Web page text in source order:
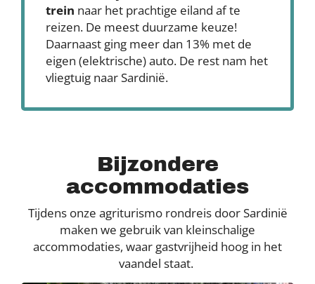
trein naar het prachtige eiland af te
reizen. De meest duurzame keuze!
Daarnaast ging meer dan 13% met de
eigen (elektrische) auto. De rest nam het
vliegtuig naar Sardinië.
Bijzondere
accommodaties
Tijdens onze agriturismo rondreis door Sardinië
maken we gebruik van kleinschalige
accommodaties, waar gastvrijheid hoog in het
vaandel staat.